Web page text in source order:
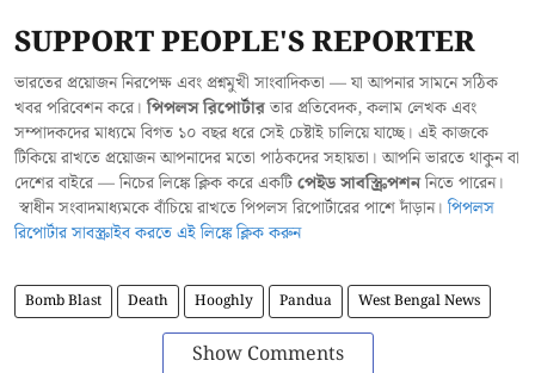
SUPPORT PEOPLE'S REPORTER
ভারতের প্রয়োজন নিরপেক্ষ এবং প্রশ্নমুখী সাংবাদিকতা — যা আপনার সামনে সঠিক
খবর পরিবেশন করে।পিপলস রিপোর্টারতার প্রতিবেদক, কলাম লেখক এবং
সম্পাদকদের মাধ্যমে বিগত ১০ বছর ধরে সেই চেষ্টাই চালিয়ে যাচ্ছে। এই কাজকে
টিকিয়ে রাখতে প্রয়োজন আপনাদের মতো পাঠকদের সহায়তা। আপনি ভারতে থাকুন বা
দেশের বাইরে — নিচের লিঙ্কে ক্লিক করে একটিপেইড সাবস্ক্রিপশননিতে পারেন।
স্বাধীন সংবাদমাধ্যমকে বাঁচিয়ে রাখতে পিপলস রিপোর্টারের পাশে দাঁড়ান।পিপলস
রিপোর্টার সাবস্ক্রাইব করতে এই লিঙ্কে ক্লিক করুন
Bomb Blast Death Hooghly Pandua West Bengal News
Show Comments